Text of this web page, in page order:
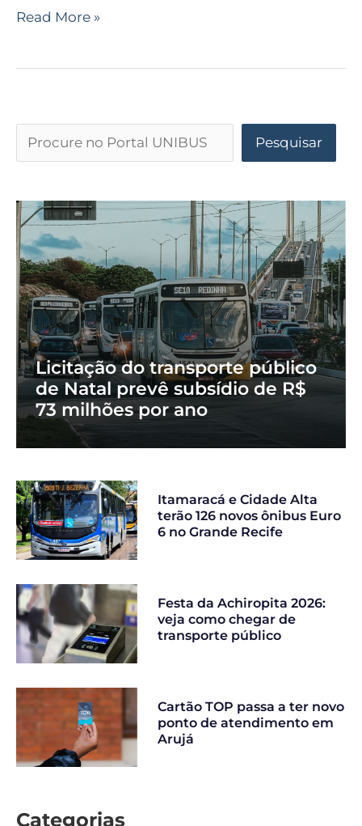
Read More »
Pesquisar
Licitação do transporte público
de Natal prevê subsídio de R$
73 milhões por ano
Itamaracá e Cidade Alta
terão 126 novos ônibus Euro
6 no Grande Recife
Festa da Achiropita 2026:
veja como chegar de
transporte público
Cartão TOP passa a ter novo
ponto de atendimento em
Arujá
Categorias